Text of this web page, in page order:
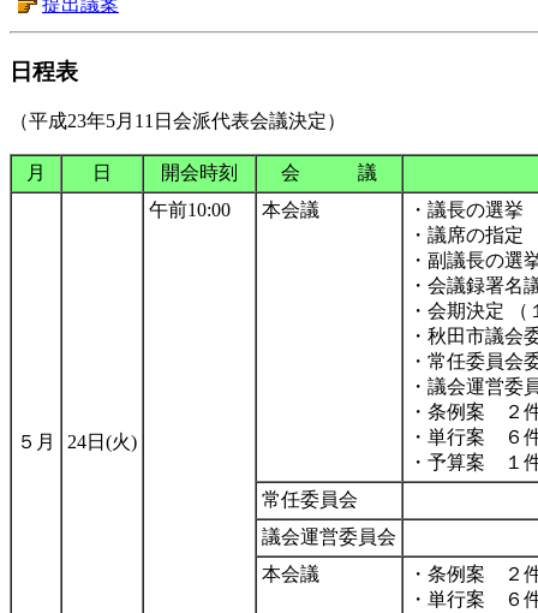
提出議案
日程表
（平成23年5月11日会派代表会議決定）
月 日 開会時刻 会 議
５月 24日(火)
午前10:00 本会議
・議長の選挙
・議席の指定
・副議長の選
・会議録署名
・会期決定 （
・秋田市議会
・常任委員会
・議会運営委
・条例案 ２
・単行案 ６
・予算案 １
常任委員会
議会運営委員会
本会議
・条例案 ２
・単行案 ６